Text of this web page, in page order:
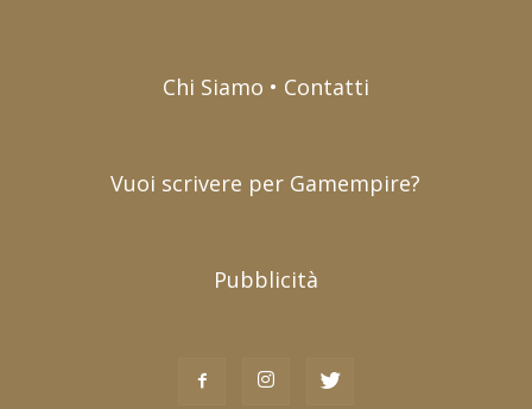
Chi Siamo • Contatti
Vuoi scrivere per Gamempire?
Pubblicità